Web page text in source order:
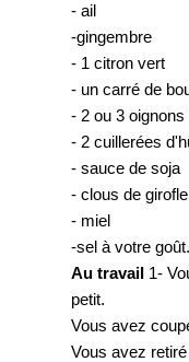
- ail
-gingembre
- 1 citron vert
- un carré de
- 2 ou 3
- 2 cuillerées
- sauce de soja
- clous de girofle
- miel
-sel à votre goût.
Au travail 1-
petit.
Vous avez
Vous avez